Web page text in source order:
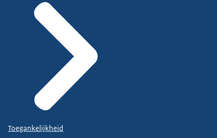
Toegankelijkheid